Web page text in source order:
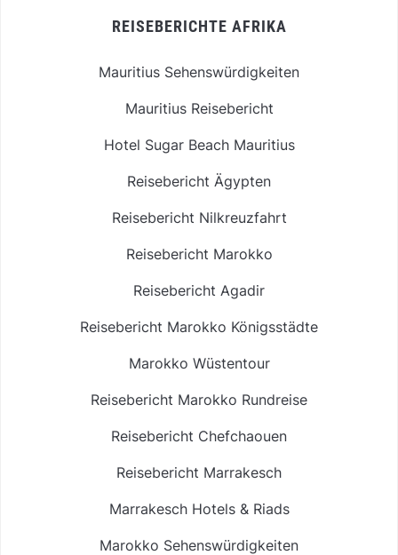
REISEBERICHTE AFRIKA
Mauritius Sehenswürdigkeiten
Mauritius Reisebericht
Hotel Sugar Beach Mauritius
Reisebericht Ägypten
Reisebericht Nilkreuzfahrt
Reisebericht Marokko
Reisebericht Agadir
Reisebericht Marokko Königsstädte
Marokko Wüstentour
Reisebericht Marokko Rundreise
Reisebericht Chefchaouen
Reisebericht Marrakesch
Marrakesch Hotels & Riads
Marokko Sehenswürdigkeiten